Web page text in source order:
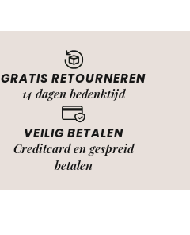
GRATIS RETOURNEREN
14 dagen bedenktijd
VEILIG BETALEN
Creditcard en gespreid
betalen